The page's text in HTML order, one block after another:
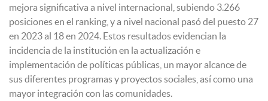
mejora significativa a nivel internacional, subiendo 3.266
posiciones en el ranking, y a nivel nacional pasó del puesto 27
en 2023 al 18 en 2024. Estos resultados evidencian la
incidencia de la institución en la actualización e
implementación de políticas públicas, un mayor alcance de
sus diferentes programas y proyectos sociales, así como una
mayor integración con las comunidades.